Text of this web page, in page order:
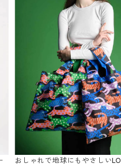
おしゃれで地球にもやさしい